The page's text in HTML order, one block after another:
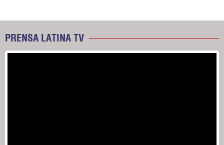
PRENSA LATINA TV